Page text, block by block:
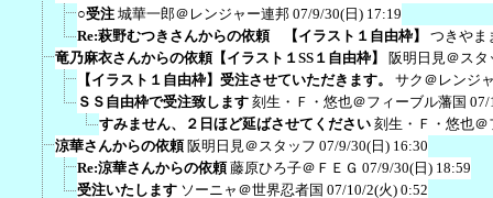
○受注 城華一郎＠レンジャー連邦 07/9/30(日) 17:19
Re:萩野むつきさんからの依頼 【イラスト１自由枠】
つきやま
竜乃麻衣さんからの依頼【イラスト１SS１自由枠】
阪明日見＠スタ
【イラスト１自由枠】受注させていただきます。
サク＠レンジ
ＳＳ自由枠で受注致します 刻生・Ｆ・悠也＠フィーブル藩国 07/
すみません、２日ほど延ばさせてください 刻生・Ｆ・悠也
涼華さんからの依頼 阪明日見＠スタッフ 07/9/30(日) 16:30
Re:涼華さんからの依頼 藤原ひろ子＠ＦＥＧ 07/9/30(日) 18:59
受注いたします ソーニャ＠世界忍者国 07/10/2(火) 0:52